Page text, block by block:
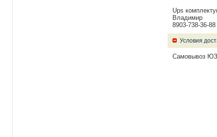
Ups
Владимир
8903-738-36-88
Условия
Самовывоз